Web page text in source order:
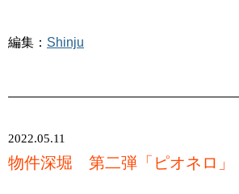
編集： Shinju
2022.05.11
物件深堀 第二弾「ピオネロ」